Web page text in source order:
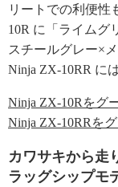
リートでの利便性
10R に「ライムグ
スチールグレー×
Ninja ZX-10RR に
Ninja ZX-10Rをグ
Ninja ZX-10RRを
カワサキから走
ラッグシップモ